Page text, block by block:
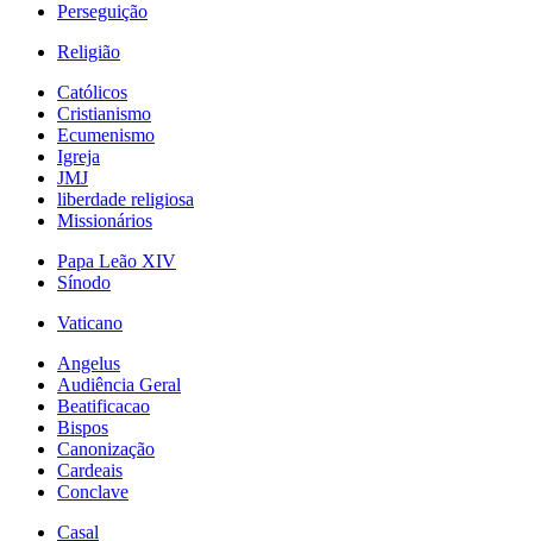
Perseguição
Religião
Católicos
Cristianismo
Ecumenismo
Igreja
JMJ
liberdade religiosa
Missionários
Papa Leão XIV
Sínodo
Vaticano
Angelus
Audiência Geral
Beatificacao
Bispos
Canonização
Cardeais
Conclave
Casal